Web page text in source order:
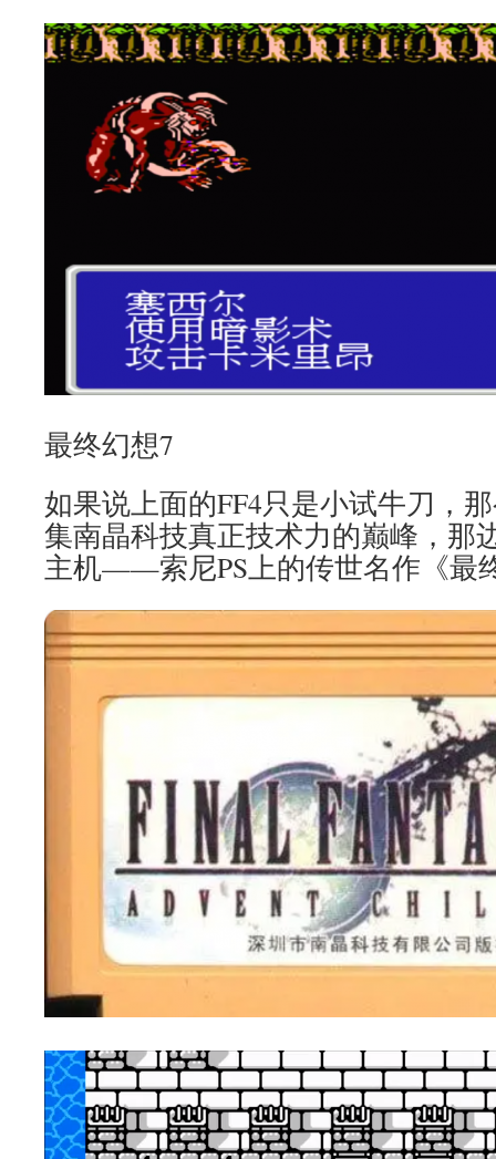
最终幻想7
如果说上面的FF4只是小试牛刀，
集南晶科技真正技术力的巅峰，那
主机——索尼PS上的传世名作《最